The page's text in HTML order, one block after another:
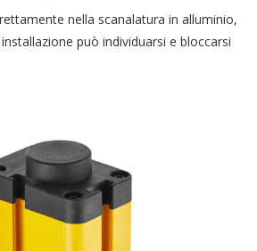
nella scanalatura in alluminio,
può individuarsi e bloccarsi